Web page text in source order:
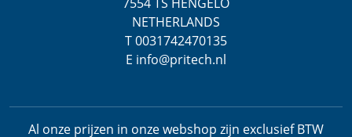
NETHERLANDS
T 0031742470135
E info@pritech.nl
Al onze prijzen in onze webshop zijn exclusief BTW